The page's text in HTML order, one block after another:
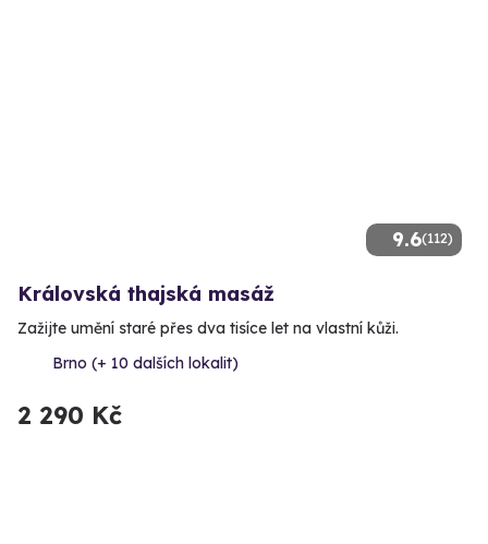
9.6(112)
Královská thajská masáž
Zažijte umění staré přes dva tisíce let na vlastní kůži.
Brno (+ 10 dalších lokalit)
2 290 Kč